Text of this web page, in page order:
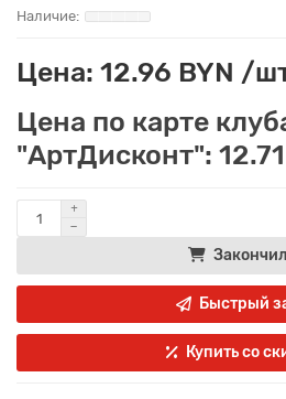
Цена: 12.96 BYN /
Цена по карте
"АртДисконт":
Быстрый
Купить со